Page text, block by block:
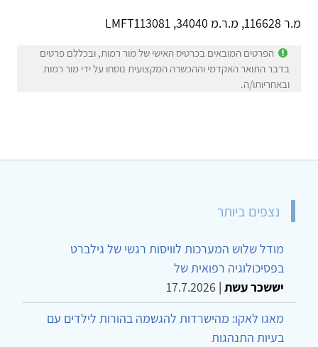
מ.ר 116628, מ.ר.מ 34040, LMFT113081
הפרטים המובאים בכרטיס האישי של מור רמות, ובכללם פרטים
בדבר התואר האקדמי וההכשרה המקצועית נוסחו על ידי מור רמות
ובאחריותו/ה.
נצפים ביותר
מודל שלוש המערכות לוויסות רגשי של גילברט
בפסיכולוגיה רפואית של
יששכר עשת |
17.7.2026
מאגו לאקו: מהישרדות להגשמה בהורות לילדים עם
בעיות התנהגות